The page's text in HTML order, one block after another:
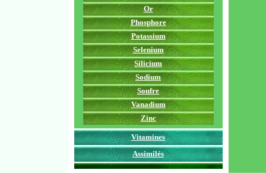
Or
Phosphore
Potassium
Selenium
Silicium
Sodium
Soufre
Vanadium
Zinc
Vitamines
Assimilés